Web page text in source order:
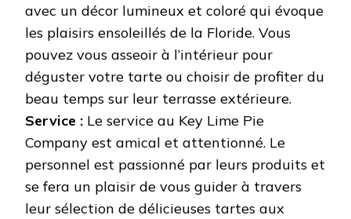
avec un décor lumineux et coloré qui évoque
les plaisirs ensoleillés de la Floride. Vous
pouvez vous asseoir à l’intérieur pour
déguster votre tarte ou choisir de profiter du
beau temps sur leur terrasse extérieure.
Service : Le service au Key Lime Pie
Company est amical et attentionné. Le
personnel est passionné par leurs produits et
se fera un plaisir de vous guider à travers
leur sélection de délicieuses tartes aux